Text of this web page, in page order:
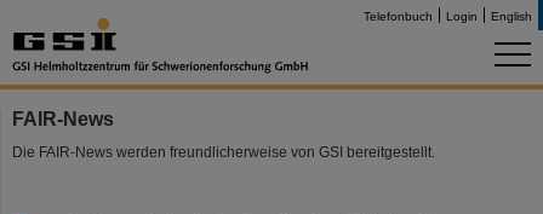
Telefonbuch Login English
FAIR-News
Die FAIR-News werden freundlicherweise von GSI bereitgestellt.